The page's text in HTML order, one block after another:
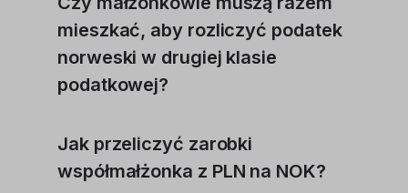
mieszkać, aby rozliczyć podatek
norweski w drugiej klasie
podatkowej?
Jak przeliczyć zarobki
współmałżonka z PLN na NOK?